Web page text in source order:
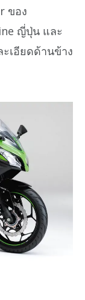
ของ
ญี่ปุ่น และ
ะเอียดด้านข้าง